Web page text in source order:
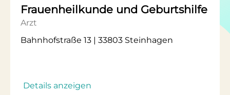
Frauenheilkunde und Geburtshilfe
Arzt
Bahnhofstraße 13 | 33803 Steinhagen
Details anzeigen